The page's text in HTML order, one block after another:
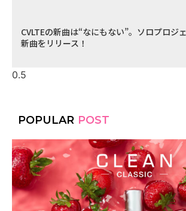
CVLTEの新曲は“なにもない”。ソロプロジ
新曲をリリース！
POPULAR POST